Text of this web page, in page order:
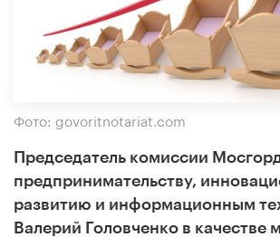
Фото: govoritnotariat.com
Председатель комиссии
предпринимательству,
развитию и информационным
Валерий Головченко в качестве